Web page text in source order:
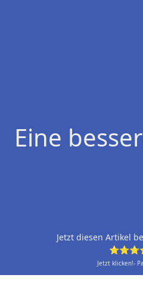
Eine
Jetzt diesen Artikel
Jetzt klicken!-